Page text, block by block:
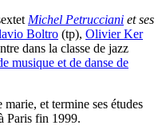
Michel Petrucciani et ses
Boltro (tp), Olivier Ker
dans la classe de jazz
musique et de danse de
et termine ses études
Paris fin 1999.